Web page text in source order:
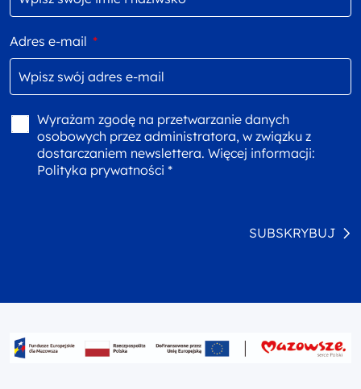
Adres e-mail *
Wyrażam zgodę na przetwarzanie danych
osobowych przez administratora, w związku z
dostarczaniem newslettera. Więcej informacji:
Polityka prywatności *
SUBSKRYBUJ